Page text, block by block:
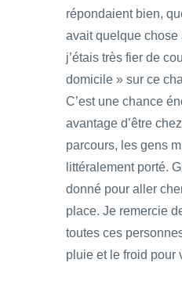
répondaient bien,
avait quelque chose
j’étais très fier de
domicile » sur ce
C’est une chance
avantage d’être
parcours, les gens
littéralement porté.
donné pour aller
place. Je remercie
toutes ces
pluie et le froid pour